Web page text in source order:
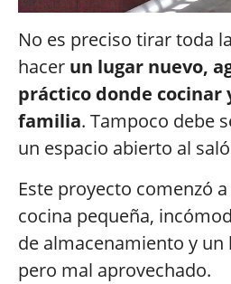
No es preciso tirar toda
hacer un lugar nuevo,
práctico donde cocinar
familia. Tampoco debe
un espacio abierto al
Este proyecto comenzó
cocina pequeña,
de almacenamiento y
pero mal aprovechado.